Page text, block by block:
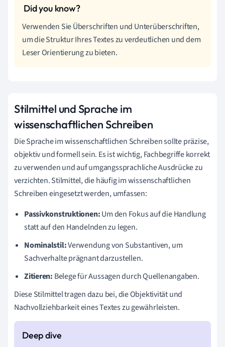
Verwenden Sie Überschriften und Unterüberschriften,
um die Struktur Ihres Textes zu verdeutlichen und dem
Leser Orientierung zu bieten.
Stilmittel und Sprache im
wissenschaftlichen Schreiben
Die Sprache im wissenschaftlichen Schreiben sollte präzise,
objektiv und formell sein. Es ist wichtig, Fachbegriffe korrekt
zu verwenden und auf umgangssprachliche Ausdrücke zu
verzichten. Stilmittel, die häufig im wissenschaftlichen
Schreiben eingesetzt werden, umfassen:
Passivkonstruktionen:Um den Fokus auf die Handlung
statt auf den Handelnden zu legen.
Nominalstil:Verwendung von Substantiven, um
Sachverhalte prägnant darzustellen.
Zitieren: Belege für Aussagen durch Quellenangaben.
Diese Stilmittel tragen dazu bei, die Objektivität und
Nachvollziehbarkeit eines Textes zu gewährleisten.